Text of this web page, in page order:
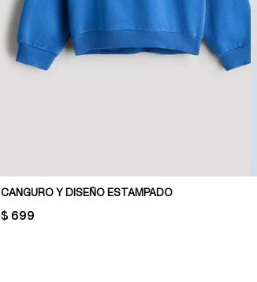
CANGURO Y DISEÑO ESTAMPADO
PRICE:
$ 699